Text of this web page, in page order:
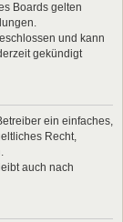
Boards gelten
und kann
gekündigt
ein einfaches,
Recht,
auch nach